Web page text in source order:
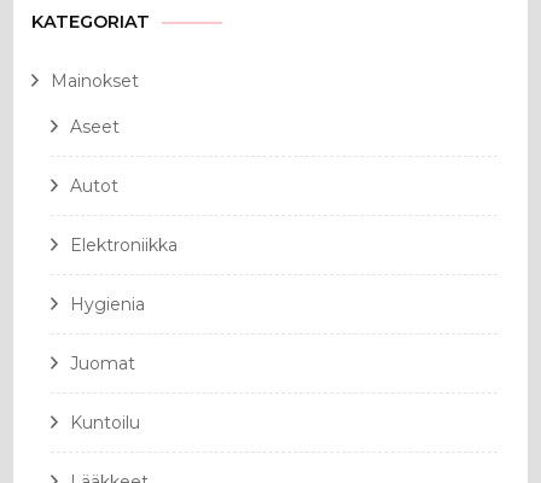
KATEGORIAT
Mainokset
Aseet
Autot
Elektroniikka
Hygienia
Juomat
Kuntoilu